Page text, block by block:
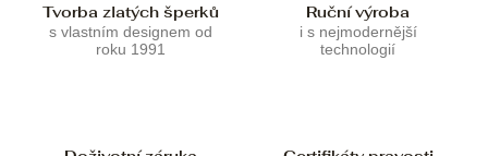
Tvorba zlatých šperků
s vlastním designem od
roku 1991
Ruční výroba
i s nejmodernější
technologií